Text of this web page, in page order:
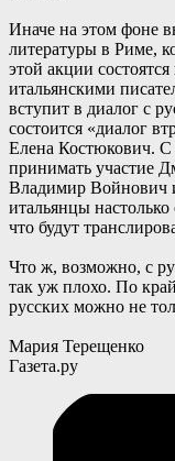
Иначе на этом фоне
литературы в Риме,
этой акции
итальянскими
вступит в диалог с
состоится «диалог
Елена Костюкович. С
принимать участие
Владимир Войнович
итальянцы настолько
что будут
Что ж, возможно, с
так уж плохо. По
русских можно не
Мария Терещенко
Газета.ру